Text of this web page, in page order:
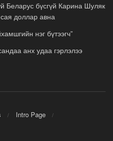
бүсгүй Карина Шуляк
доллар авна
нэг бүтээгч”
анх удаа гэрлэлээ
Intro Page